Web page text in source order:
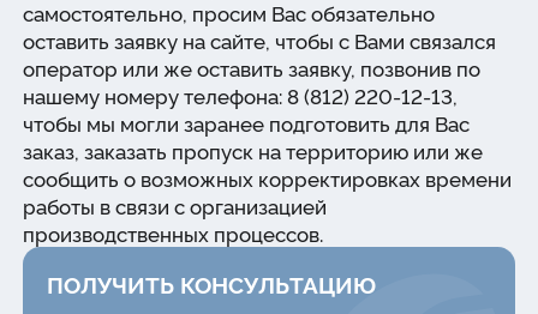
самостоятельно, просим Вас обязательно
оставить заявку на сайте, чтобы с Вами связался
оператор или же оставить заявку, позвонив по
нашему номеру телефона: 8 (812) 220-12-13,
чтобы мы могли заранее подготовить для Вас
заказ, заказать пропуск на территорию или же
сообщить о возможных корректировках времени
работы в связи с организацией
производственных процессов.
ПОЛУЧИТЬ КОНСУЛЬТАЦИЮ